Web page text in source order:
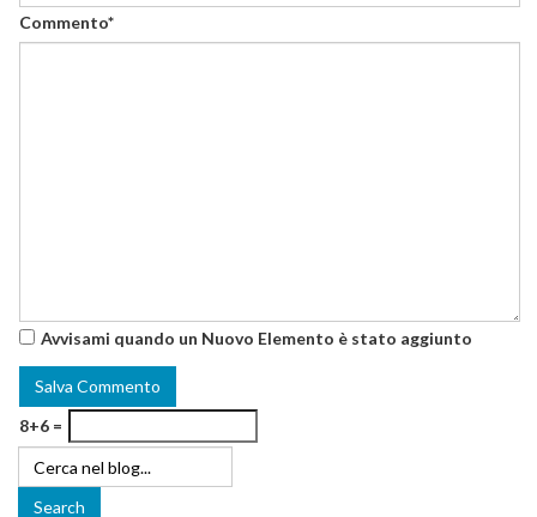
Commento*
Avvisami quando un Nuovo Elemento è stato aggiunto
8+6 =